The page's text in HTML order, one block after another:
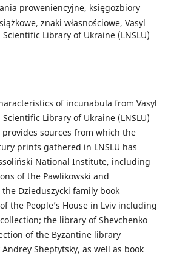
proweniencyjne, księgozbiory
znaki własnościowe, Vasyl
Library of Ukraine (LNSLU)
of incunabula from Vasyl
Library of Ukraine (LNSLU)
sources from which the
prints gathered in LNSLU has
National Institute, including
of the Pawlikowski and
Dzieduszycki family book
the People’s House in Lviv including
the library of Shevchenko
of the Byzantine library
Sheptytsky, as well as book